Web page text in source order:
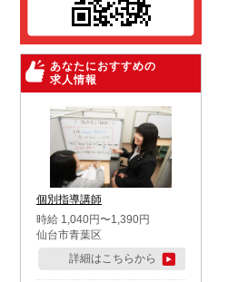
あなたにおすすめの
求人情報
個別指導講師
時給 1,040円〜1,390円
仙台市青葉区
詳細はこちらから